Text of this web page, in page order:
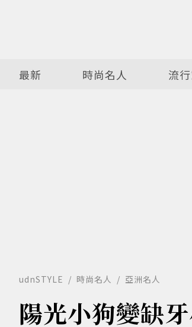
最新 時尚名人 流
udnSTYLE 時尚名人 亞洲名人
陽光小狗變缺